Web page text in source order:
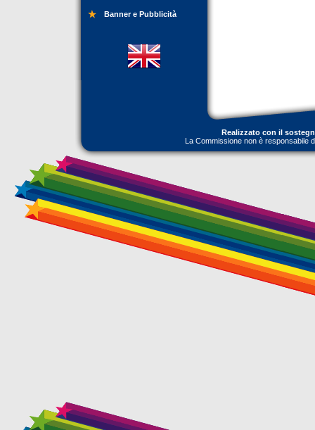
Banner e Pubblicità
Realizzato con il
La Commissione non è responsabile